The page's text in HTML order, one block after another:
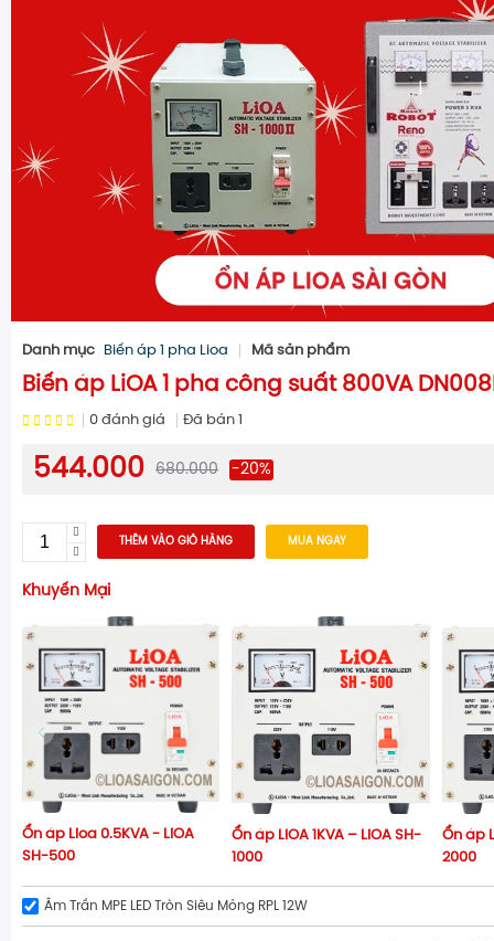
Danh mục Biến áp 1 pha Lioa Mã sản phẩm
Biến áp LiOA 1 pha công suất 800VA
0 đánh giá Đã bán
544.000 680.000 -20%
THÊM VÀO GIỎ HÀNG MUA NGAY
Khuyến Mại
Ổn áp Lioa 0.5KVA - LiOA
SH-500
Ổn áp LIOA 1KVA – LiOA SH-
1000
Ổn áp
2000
Âm Trần MPE LED Tròn Siêu Mỏng RPL 12W